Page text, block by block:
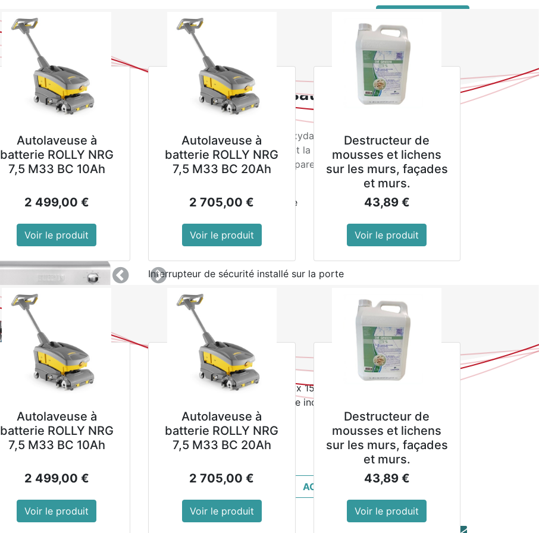
NOUVEAUTES
Tous les produits Armoire de stérilisation UV 14 couteaux Buffalo
Armoire de stérilisation UV 14
couteaux Buffalo
Armoire à couteaux en acier inoxydable conçue pour réduire la
contamination croisée en utilisant la lumière UV pour stériliser.
Minuterie réglable et porte transparente verrouillable. Fixations
murales.
Construction en acier inoxydable
Minuterie
Porte-couteaux amovible
Interrupteur de sécurité installé sur la porte
Porte verrouillable
Référence : DB162
Matériel : Inox 430
Poids : 7,7 kg
Dimensions : 600(H) x 510(L) x 150(P)mm
Montrer les prix avec la taxe inclue
499,00€ hors TVA
AJOUTER AU PANIER ACHETER MAINTENANT
Autolaveuse à
batterie ROLLY NRG
7,5 M33 BC 10Ah
2 499,00 €
Voir le produit
Autolaveuse à
batterie ROLLY NRG
7,5 M33 BC 20Ah
2 705,00 €
Voir le produit
Destructeur de
mousses et lichens
sur les murs, façades
et murs.
43,89€
Voir le produit
PrécedentSuivant
Autolaveuse à
batterie ROLLY NRG
7,5 M33 BC 10Ah
2 499,00 €
Voir le produit
Autolaveuse à
batterie ROLLY NRG
7,5 M33 BC 20Ah
2 705,00 €
Voir le produit
Destructeur de
mousses et lichens
sur les murs, façades
et murs.
43,89€
Voir le produit